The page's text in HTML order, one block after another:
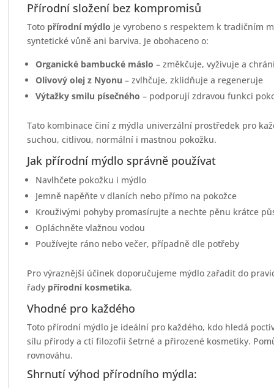
Přírodní složení bez kompromisů
Toto přírodní mýdlo je vyrobeno s respektem k tradičním
syntetické vůně ani barviva. Je obohaceno o:
Organické bambucké máslo – změkčuje, vyživuje a
Olivový olej z Nyonu – zvlhčuje, zklidňuje a regeneruje
Výtažky smilu písečného – podporují zdravou funkci
Tato kombinace činí z mýdla univerzální prostředek pro
suchou, citlivou, normální i mastnou pokožku.
Jak přírodní mýdlo správně používat
Navlhčete pokožku i mýdlo
Jemně napěňte v dlaních nebo přímo na pokožce
Krouživými pohyby promasírujte a nechte pěnu krátce
Opláchněte vlažnou vodou
Používejte ráno nebo večer, případně dle potřeby
Pro výraznější účinek doporučujeme mýdlo zařadit do
řady přírodní kosmetika.
Vhodné pro každého
Toto přírodní mýdlo je ideální pro každého, kdo hledá
sílu přírody a ctí filozofii šetrné a přirozené kosmetiky.
rovnováhu.
Shrnutí výhod přírodního mýdla: